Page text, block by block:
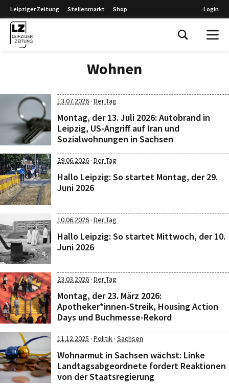
Leipziger Zeitung Stellenmarkt Shop Login
Wohnen
13.07.2026· Der Tag
Montag, der 13. Juli 2026: Autobrand in
Leipzig, US-Angriff auf Iran und
Sozialwohnungen in Sachsen
29.06.2026· Der Tag
Hallo Leipzig: So startet Montag, der 29.
Juni 2026
10.06.2026· Der Tag
Hallo Leipzig: So startet Mittwoch, der 10.
Juni 2026
23.03.2026· Der Tag
Montag, der 23. März 2026:
Apotheker*innen-Streik, Housing Action
Days und Buchmesse-Rekord
11.12.2025 · Politik· Sachsen
Wohnarmut in Sachsen wächst: Linke
Landtagsabgeordnete fordert Reaktionen
von der Staatsregierung